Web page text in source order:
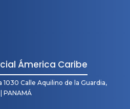
Ámerica Caribe
Calle Aquilino de la Guardia,
PANAMÁ